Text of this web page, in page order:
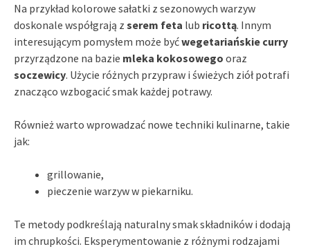
Na przykład kolorowe sałatki z sezonowych warzyw
doskonale współgrają z serem feta lub ricottą. Innym
interesującym pomysłem może byćwegetariańskie curry
przyrządzone na bazie mleka kokosowego oraz
soczewicy. Użycie różnych przypraw i świeżych ziół potrafi
znacząco wzbogacić smak każdej potrawy.
Również warto wprowadzać nowe techniki kulinarne, takie
jak:
grillowanie,
pieczenie warzyw w piekarniku.
Te metody podkreślają naturalny smak składników i dodają
im chrupkości. Eksperymentowanie z różnymi rodzajami